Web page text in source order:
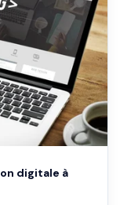
digitale à